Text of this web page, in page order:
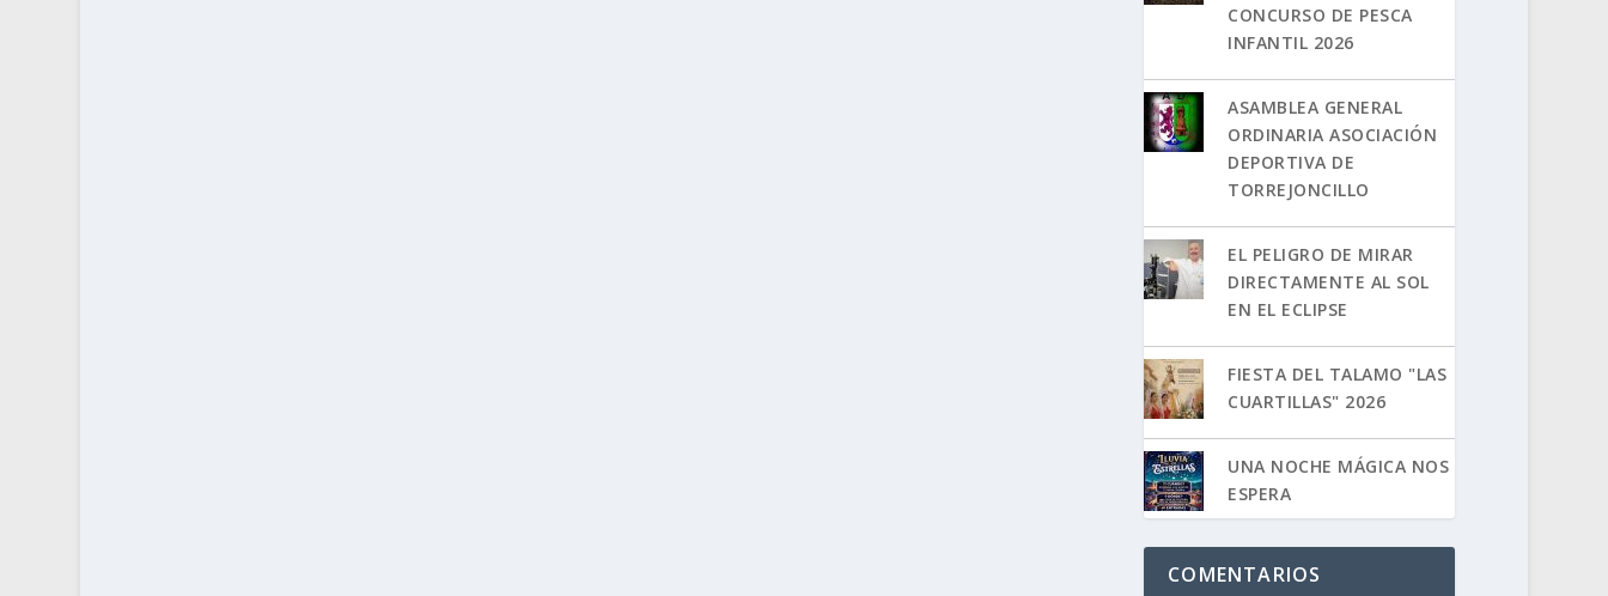
CONCURSO DE PESCA
INFANTIL 2026
ASAMBLEA GENERAL
ORDINARIA ASOCIACIÓN
DEPORTIVA DE
TORREJONCILLO
EL PELIGRO DE MIRAR
DIRECTAMENTE AL SOL
EN EL ECLIPSE
FIESTA DEL TALAMO "LAS
CUARTILLAS" 2026
UNA NOCHE MÁGICA NOS
ESPERA
COMENTARIOS